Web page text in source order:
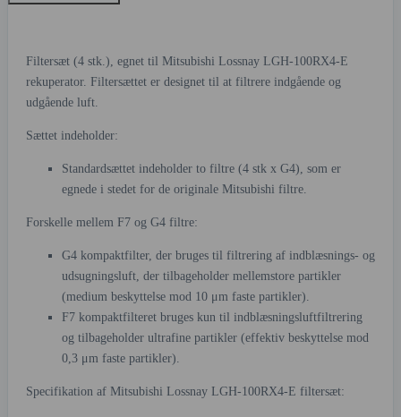
Filtersæt (4 stk.), egnet til Mitsubishi Lossnay LGH-100RX4-E
rekuperator. Filtersættet er designet til at filtrere indgående og
udgående luft.
Sættet indeholder:
Standardsættet indeholder to filtre (4 stk x G4), som er
egnede i stedet for de originale Mitsubishi filtre.
Forskelle mellem F7 og G4 filtre:
G4 kompaktfilter, der bruges til filtrering af indblæsnings- og
udsugningsluft, der tilbageholder mellemstore partikler
(medium beskyttelse mod 10 μm faste partikler).
F7 kompaktfilteret bruges kun til indblæsningsluftfiltrering
og tilbageholder ultrafine partikler (effektiv beskyttelse mod
0,3 μm faste partikler).
Specifikation af Mitsubishi Lossnay LGH-100RX4-E filtersæt: